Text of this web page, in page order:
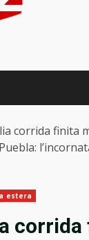
corrida finita
estera